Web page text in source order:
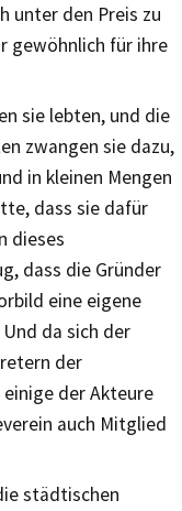
unter den Preis zu
gewöhnlich für ihre
sie lebten, und die
zwangen sie dazu,
in kleinen Mengen
dass sie dafür
dieses
dass die Gründer
eine eigene
da sich der
der
der Akteure
auch Mitglied
städtischen